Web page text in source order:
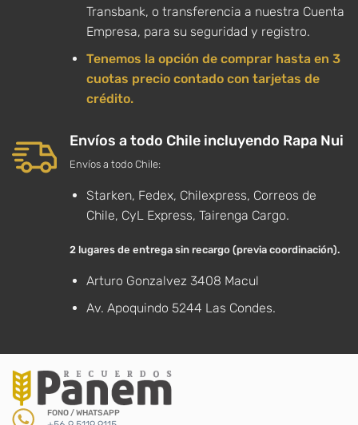
Transbank, o transferencia a nuestra Cuenta
Empresa, para su seguridad y registro.
Tenemos la opción de comprar hasta en 3
cuotas precio contado con tarjetas de
crédito.
Envíos a todo Chile incluyendo Rapa Nui
Envíos a todo Chile:
Starken, Fedex, Chilexpress, Correos de
Chile, CyL Express, Tairenga Cargo.
2 lugares de entrega sin recargo (previa coordinación).
Arturo Gonzalvez 3408 Macul
Av. Apoquindo 5244 Las Condes.
FONO / WHATSAPP